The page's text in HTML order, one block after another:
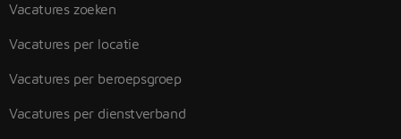
Vacatures zoeken
Vacatures per locatie
Vacatures per beroepsgroep
Vacatures per dienstverband